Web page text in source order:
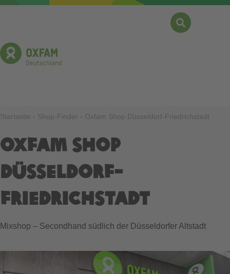
Direkt
Pfadnavigation
Startseite Shop-Finder Oxfam Shop Düsseldorf-Friedrichstadt
Oxfam Shop
Düsseldorf-
Friedrichstadt
Mixshop – Secondhand südlich der Düsseldorfer Altstadt